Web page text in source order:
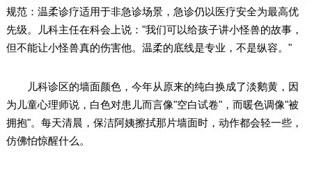
规范：温柔诊疗适用于非急诊场景，急诊仍以医疗安全为最高优
先级。儿科主任在科会上说："我们可以给孩子讲小怪兽的故事，
但不能让小怪兽真的伤害他。温柔的底线是专业，不是纵容。"
儿科诊区的墙面颜色，今年从原来的纯白换成了淡鹅黄，因
为儿童心理师说，白色对患儿而言像"空白试卷"，而暖色调像"被
拥抱"。每天清晨，保洁阿姨擦拭那片墙面时，动作都会轻一些，
仿佛怕惊醒什么。